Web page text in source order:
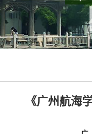
《广州航海